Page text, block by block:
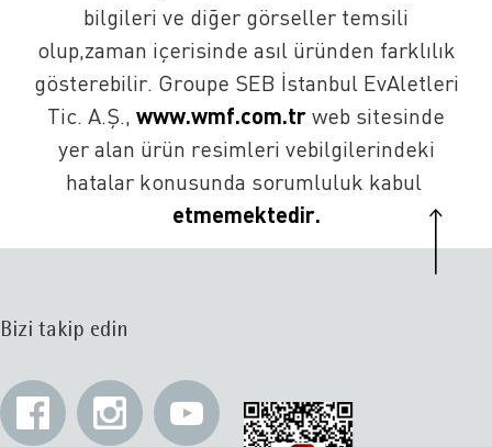
bilgileri ve diğer görseller temsili
olup,zaman içerisinde asıl üründen farklılık
gösterebilir. Groupe SEB İstanbul EvAletleri
Tic. A.Ş., ​www.wmf.com.tr​web sitesinde
yer alan ürün resimleri vebilgilerindeki
hatalar konusunda sorumluluk kabul ​
etmemektedir​.
Bizi takip edin